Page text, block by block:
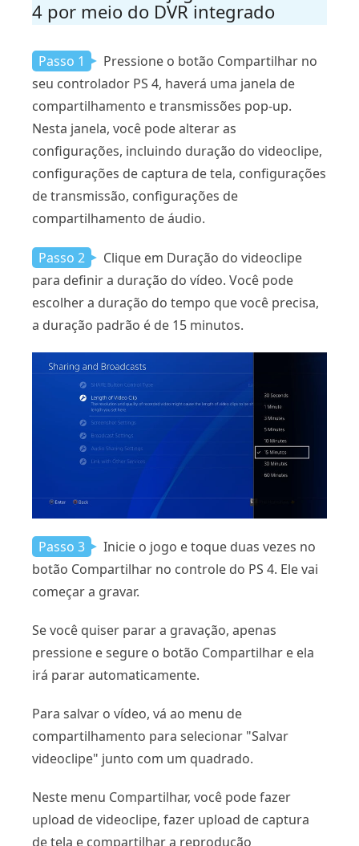
4 por meio do DVR integrado
Passo 1
Pressione o botão Compartilhar no
seu controlador PS 4, haverá uma janela de
compartilhamento e transmissões pop-up.
Nesta janela, você pode alterar as
configurações, incluindo duração do videoclipe,
configurações de captura de tela, configurações
de transmissão, configurações de
compartilhamento de áudio.
Passo 2
Clique em Duração do videoclipe
para definir a duração do vídeo. Você pode
escolher a duração do tempo que você precisa,
a duração padrão é de 15 minutos.
Passo 3
Inicie o jogo e toque duas vezes no
botão Compartilhar no controle do PS 4. Ele vai
começar a gravar.
Se você quiser parar a gravação, apenas
pressione e segure o botão Compartilhar e ela
irá parar automaticamente.
Para salvar o vídeo, vá ao menu de
compartilhamento para selecionar "Salvar
videoclipe" junto com um quadrado.
Neste menu Compartilhar, você pode fazer
upload de videoclipe, fazer upload de captura
de tela e compartilhar a reprodução